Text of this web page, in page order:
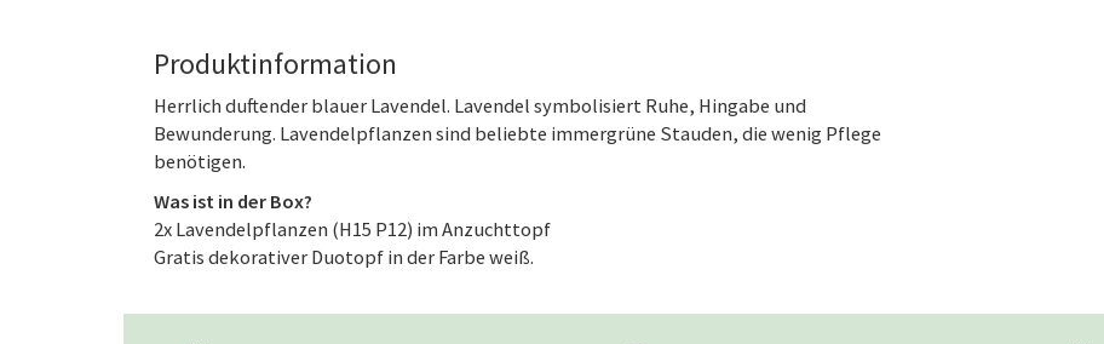
Produktinformation
Herrlich duftender blauer Lavendel. Lavendel symbolisiert Ruhe, Hingabe und
Bewunderung. Lavendelpflanzen sind beliebte immergrüne Stauden, die wenig Pflege
benötigen.
Was ist in der Box?
2x Lavendelpflanzen (H15 P12) im Anzuchttopf
Gratis dekorativer Duotopf in der Farbe weiß.